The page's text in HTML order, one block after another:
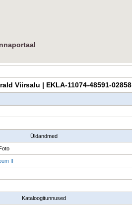
Viirsalu | EKLA-11074-48591-02858
Üldandmed
II
Kataloogitunnused